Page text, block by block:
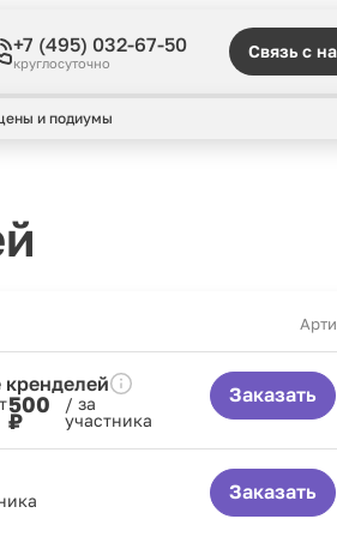
+7 (495) 032-67-50
круглосуточно
Связь с
и подиумы
500
₽
/ за
участника
Заказать
Заказать